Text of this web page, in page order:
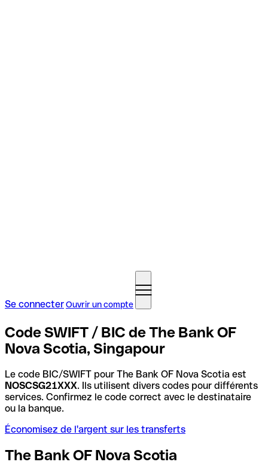
Se connecterOuvrir un compte
Code SWIFT / BIC de The Bank OF
Nova Scotia, Singapour
Le code BIC/SWIFT pour The Bank OF Nova Scotia est
NOSCSG21XXX. Ils utilisent divers codes pour différents
services. Confirmez le code correct avec le destinataire
ou la banque.
Économisez de l'argent sur les transferts
The Bank OF Nova Scotia